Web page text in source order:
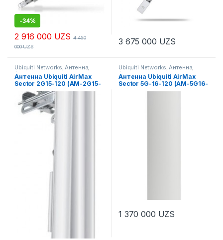
-34%
2 916 000 UZS 4 450
000UZS
3 675 000 UZS
Ubiquiti Networks,Антенна,
Антенны
Антенна Ubiquiti AirMax
Sector 2G15-120 (AM-2G15-
120)
Ubiquiti Networks,Антенна,
Антенны
Антенна Ubiquiti AirMax
Sector 5G-16-120 (AM-5G16-
1 370 000 UZS